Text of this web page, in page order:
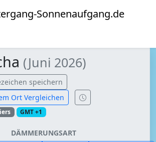
Sonnenaufgang.de
(Juni 2026)
speichern
Ort Vergleichen
GMT +1
DÄMMERUNGSART